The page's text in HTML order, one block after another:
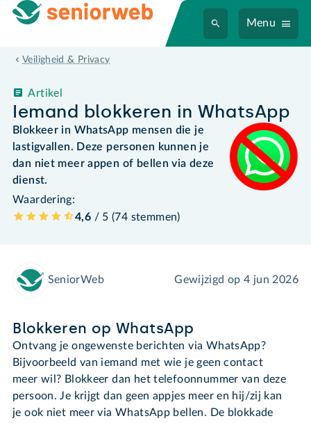
Menu
Veiligheid & Privacy
Iemand blokkeren in WhatsApp
Artikel
Blokkeer in WhatsApp mensen die je
lastigvallen. Deze personen kunnen je
dan niet meer appen of bellen via deze
dienst.
Waardering:
4,6 / 5 (74 stemmen)
SeniorWeb Gewijzigd op4 jun 2026
Blokkeren op WhatsApp
Ontvang je ongewenste berichten via WhatsApp?
Bijvoorbeeld van iemand met wie je geen contact
meer wil? Blokkeer dan het telefoonnummer van deze
persoon. Je krijgt dan geen appjes meer en hij/zij kan
je ook niet meer via WhatsApp bellen. De blokkade